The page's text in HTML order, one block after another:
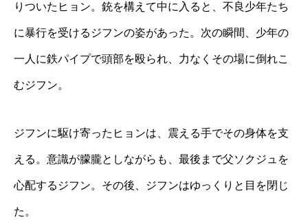
りついたヒョン。銃を構えて中に入ると、不良少年たち
に暴行を受けるジフンの姿があった。次の瞬間、少年の
一人に鉄パイプで頭部を殴られ、力なくその場に倒れこ
むジフン。
ジフンに駆け寄ったヒョンは、震える手でその身体を支
える。意識が朦朧としながらも、最後まで父ソクジュを
心配するジフン。その後、ジフンはゆっくりと目を閉じ
た。